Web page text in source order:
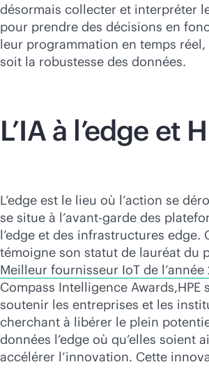
désormais collecter et interpréter
pour prendre des décisions en
leur programmation en temps
soit la robustesse des données.
L’IA à l’edge et
L’edge est le lieu où l’action se
se situe à l’avant-garde des
l’edge et des infrastructures edge.
témoigne son statut de lauréat du
Meilleur fournisseur IoT de l’année
Compass Intelligence Awards,HPE
soutenir les entreprises et les
cherchant à libérer le plein
données l’edge où qu’elles soient
accélérer l’innovation. Cette